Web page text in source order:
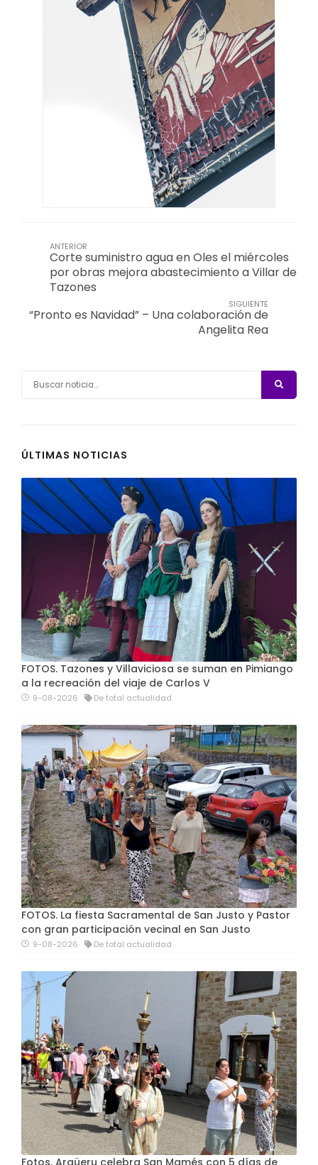
ANTERIOR
Corte suministro agua en Oles el miércoles
por obras mejora abastecimiento a Villar de
Tazones
SIGUIENTE
“Pronto es Navidad” – Una colaboración de
Angelita Rea
ÚLTIMAS NOTICIAS
FOTOS. Tazones y Villaviciosa se suman en Pimiango
a la recreación del viaje de Carlos V
9-08-2026 De total actualidad
FOTOS. La fiesta Sacramental de San Justo y Pastor
con gran participación vecinal en San Justo
9-08-2026 De total actualidad